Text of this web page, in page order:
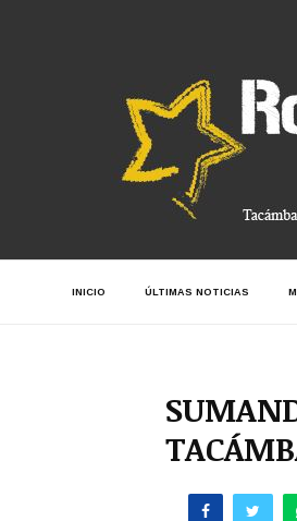
INICIO ÚLTIMAS NOTICIAS